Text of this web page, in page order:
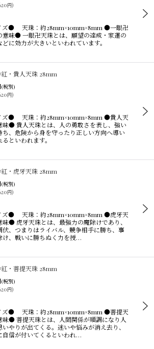
円)
ズ● 天珠：約28mm×10mm×8mm ●一眼卍
意味● 一眼卍天珠とは、願望の達成・家運の
どに効力が大きいといわれています。
・貴人天珠 28mm
(税別)
円)
ズ● 天珠：約28mm×10mm×8mm ●貴人天
味● 貴人天珠とは、人の勇敢さを表し、強い
ち、危険から身を守ったり正しい方向へ導い
るといわれます。
・虎牙天珠 28mm
(税別)
円)
ズ● 天珠：約28mm×10mm×8mm ●虎牙天
味● 虎牙天珠とは、最強力の魔除けであり、
伏、つまりはライバル、競争相手に勝ち、事
け、戦いに勝ちぬく力を授…
・菩提天珠 28mm
(税別)
円)
ズ● 天珠：約28mm×10mm×8mm ●菩提天
味● 菩提天珠とは、人間関係が順調になり人
いやりが出てくる。迷いや悩みが消え去り、
自信が付いてくるといわれ…